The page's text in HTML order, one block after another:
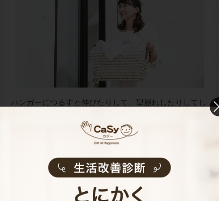
ハンガーにつるすと伸びたりして、型崩れしたりしてし
ないときはお風呂の蓋で代用も可能。パイプに胴の部分
をかけて二つ折りの状態で干す方法もあります。